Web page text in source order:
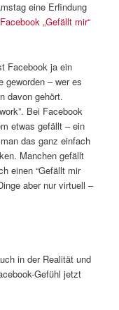
eine Erfindung
Facebook „Gefällt mir“
Facebook ja ein
geworden – wer es
davon gehört.
Bei Facebook
etwas gefällt – ein
das ganz einfach
Manchen gefällt
einen “Gefällt mir
aber nur virtuell –
in der Realität und
Gefühl jetzt